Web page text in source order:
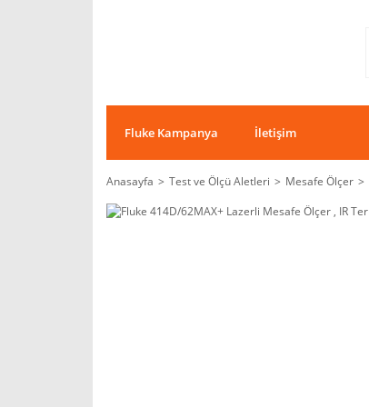
Fluke Kampanya İletişim
Anasayfa Test ve Ölçü Aletleri Mesafe Ölçer